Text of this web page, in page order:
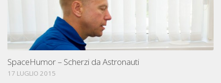
SpaceHumor – Scherzi da Astronauti
17 LUGLIO 2015